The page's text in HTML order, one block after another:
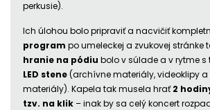
perkusie).
Ich úlohou bolo pripraviť a nacvičiť
program po umeleckej a zvukovej stránke
hranie na pódiu bolo v súlade a v rytme s
LED stene(archívne materiály, videoklipy
materiály). Kapela tak musela hrať2
tzv. na klik – inak by sa celý koncert